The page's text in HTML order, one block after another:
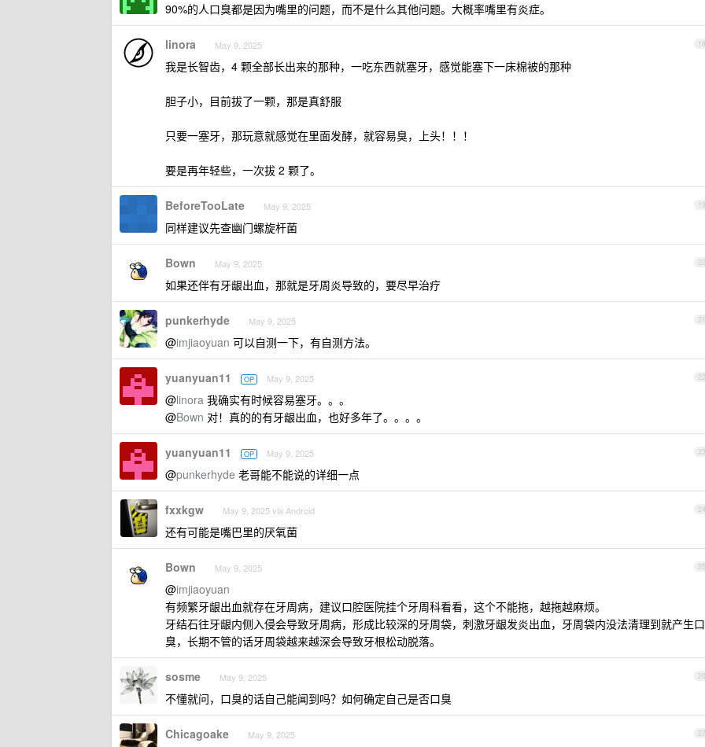
90%的人口臭都是因为嘴里的问题，而不是什么其他问题。大概率嘴里有炎症。
18
linora May 9, 2025
我是长智齿，4 颗全部长出来的那种，一吃东西就塞牙，感觉能塞下一床棉被的那种
胆子小，目前拔了一颗，那是真舒服
只要一塞牙，那玩意就感觉在里面发酵，就容易臭，上头！！！
要是再年轻些，一次拔 2 颗了。
19
BeforeTooLate May 9, 2025
同样建议先查幽门螺旋杆菌
20
Bown May 9, 2025
如果还伴有牙龈出血，那就是牙周炎导致的，要尽早治疗
21
punkerhyde May 9, 2025
@imjiaoyuan 可以自测一下，有自测方法。
22
yuanyuan11 OP May 9, 2025
@linora 我确实有时候容易塞牙。。。
@Bown 对！真的的有牙龈出血，也好多年了。。。。
23
yuanyuan11 OP May 9, 2025
@punkerhyde 老哥能不能说的详细一点
24
fxxkgw May 9, 2025 via Android
还有可能是嘴巴里的厌氧菌
25
Bown May 9, 2025
@imjiaoyuan
有频繁牙龈出血就存在牙周病，建议口腔医院挂个牙周科看看，这个不能拖，越拖越麻烦。
牙结石往牙龈内侧入侵会导致牙周病，形成比较深的牙周袋，刺激牙龈发炎出血，牙周袋内没法清理到就产生口
臭，长期不管的话牙周袋越来越深会导致牙根松动脱落。
26
sosme May 9, 2025
不懂就问，口臭的话自己能闻到吗？如何确定自己是否口臭
27
Chicagoake May 9, 2025